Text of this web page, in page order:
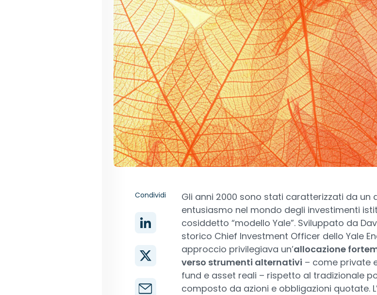
Condividi
Gli anni 2000 sono stati caratterizzati da un
entusiasmo nel mondo degli investimenti
cosiddetto “modello Yale”. Sviluppato da
storico Chief Investment Officer dello Yale
approccio privilegiava un’allocazione
verso strumenti alternativi – come private
fund e asset reali – rispetto al tradizionale
composto da azioni e obbligazioni quotate.